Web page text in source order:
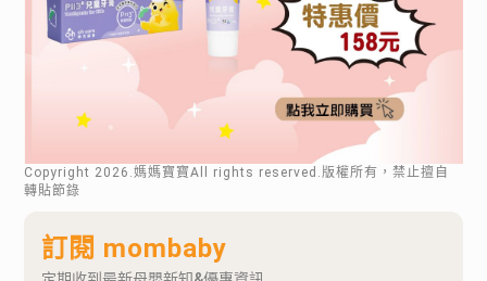
Copyright 2026 .媽媽寶寶All rights reserved.版權所有，禁止擅自
轉貼節錄
訂閱 mombaby